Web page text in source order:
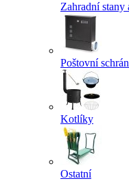
Zahradní stany
Poštovní
Kotlíky
Ostatní